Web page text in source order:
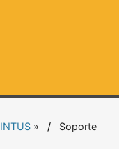
INTUS »
Soporte